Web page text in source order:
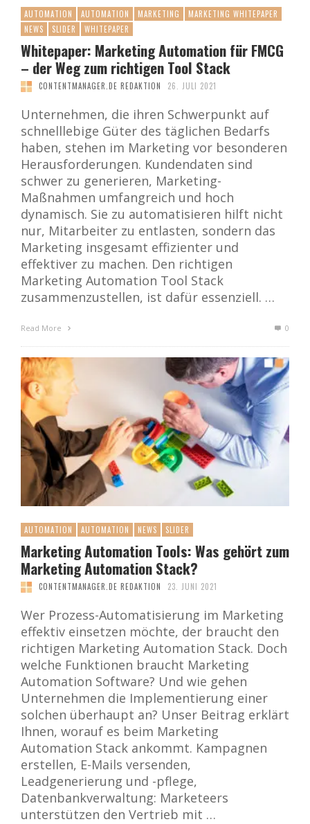
AUTOMATION AUTOMATION MARKETING
MARKETING WHITEPAPER
NEWS
SLIDER WHITEPAPER
Whitepaper: Marketing Automation für FMCG
– der Weg zum richtigen Tool Stack
CONTENTMANAGER.DE REDAKTION 26. JULI 2021
Unternehmen, die ihren Schwerpunkt auf
schnelllebige Güter des täglichen Bedarfs
haben, stehen im Marketing vor besonderen
Herausforderungen. Kundendaten sind
schwer zu generieren, Marketing-
Maßnahmen umfangreich und hoch
dynamisch. Sie zu automatisieren hilft nicht
nur, Mitarbeiter zu entlasten, sondern das
Marketing insgesamt effizienter und
effektiver zu machen. Den richtigen
Marketing Automation Tool Stack
zusammenzustellen, ist dafür essenziell. …
Read More 0
AUTOMATION AUTOMATION NEWS SLIDER
Marketing Automation Tools: Was gehört zum
Marketing Automation Stack?
CONTENTMANAGER.DE REDAKTION 23. JUNI 2021
Wer Prozess-Automatisierung im Marketing
effektiv einsetzen möchte, der braucht den
richtigen Marketing Automation Stack. Doch
welche Funktionen braucht Marketing
Automation Software? Und wie gehen
Unternehmen die Implementierung einer
solchen überhaupt an? Unser Beitrag erklärt
Ihnen, worauf es beim Marketing
Automation Stack ankommt. Kampagnen
erstellen, E-Mails versenden,
Leadgenerierung und -pflege,
Datenbankverwaltung: Marketeers
unterstützen den Vertrieb mit …